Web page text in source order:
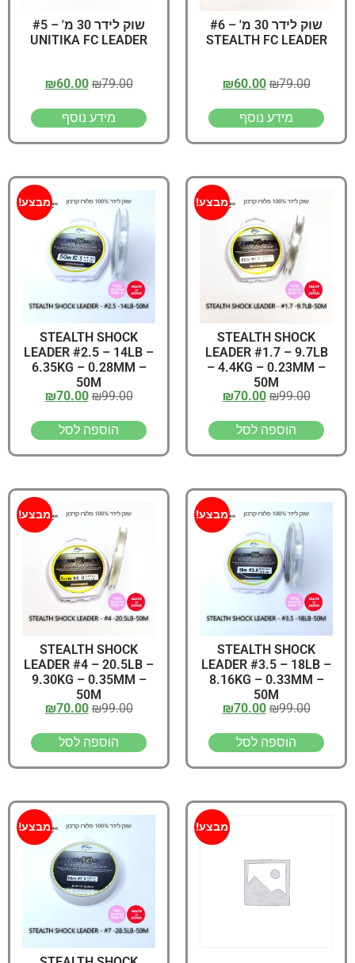
שוק לידר 30 מ' – #6
STEALTH FC LEADER
₪79.00
₪60.00
מידע נוסף
שוק לידר 30 מ' – #5
UNITIKA FC LEADER
₪79.00
₪60.00
מידע נוסף
מבצע!
STEALTH SHOCK
LEADER #1.7 – 9.7LB
– 4.4KG – 0.23MM –
50M
₪99.00
₪70.00
הוספה לסל
מבצע!
STEALTH SHOCK
LEADER #2.5 – 14LB –
6.35KG – 0.28MM –
50M
₪99.00
₪70.00
הוספה לסל
מבצע!
STEALTH SHOCK
LEADER #3.5 – 18LB –
8.16KG – 0.33MM –
50M
₪99.00
₪70.00
הוספה לסל
מבצע!
STEALTH SHOCK
LEADER #4 – 20.5LB –
9.30KG – 0.35MM –
50M
₪99.00
₪70.00
הוספה לסל
מבצע! מבצע!